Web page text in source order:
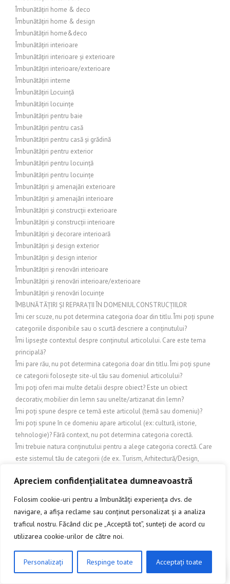
Apreciem confidențialitatea dumneavoastră
Folosim cookie-uri pentru a îmbunătăți experiența dvs. de
navigare, a afișa reclame sau conținut personalizat și a analiza
traficul nostru. Făcând clic pe „Acceptă tot”, sunteți de acord cu
utilizarea cookie-urilor de către noi.
Personalizați Respinge toate Acceptați toate
Îmbunătățiri home & deco
Îmbunătățiri home & design
Îmbunătățiri home&deco
Îmbunătățiri interioare
Îmbunătățiri interioare și exterioare
Îmbunătățiri interioare/exterioare
Îmbunătățiri interne
Îmbunătățiri Locuință
Îmbunătățiri locuințe
Îmbunătățiri pentru baie
Îmbunătățiri pentru casă
Îmbunătățiri pentru casă și grădină
Îmbunătățiri pentru exterior
Îmbunătățiri pentru locuință
Îmbunătățiri pentru locuințe
Îmbunătățiri și amenajări exterioare
Îmbunătățiri și amenajări interioare
Îmbunătățiri și construcții exterioare
Îmbunătățiri și construcții interioare
Îmbunătățiri și decorare interioară
Îmbunătățiri și design exterior
Îmbunătățiri și design interior
Îmbunătățiri și renovări interioare
Îmbunătățiri și renovări interioare/exterioare
Îmbunătățiri și renovări locuințe
ÎMBUNĂTĂȚIRI ȘI REPARAȚII ÎN DOMENIUL CONSTRUCȚIILOR
Îmi cer scuze, nu pot determina categoria doar din titlu. Îmi poți spune
categoriile disponibile sau o scurtă descriere a conținutului?
Îmi lipsește contextul despre conținutul articolului. Care este tema
principală?
Îmi pare rău, nu pot determina categoria doar din titlu. Îmi poți spune
ce categorii folosește site-ul tău sau domeniul articolului?
Îmi poți oferi mai multe detalii despre obiect? Este un obiect
decorativ, mobilier din lemn sau unelte/artizanat din lemn?
Îmi poți spune despre ce temă este articolul (temă sau domeniu)?
Îmi poți spune în ce domeniu apare articolul (ex: cultură, istorie,
tehnologie)? Fără context, nu pot determina categoria corectă.
Îmi trebuie natura conținutului pentru a alege categoria corectă. Care
este sistemul tău de categorii (de ex. Turism, Arhitectură/Design,
Îmi trebuie nișa (tema) articolului pentru a stabili categoria.
Încălzire și protecție exterioară
Încălzire și răcire exterioară
Inchideri terase
INDUSTRIE
Industrie și comerț
CLICK AICI PENTRU A DISCUTA